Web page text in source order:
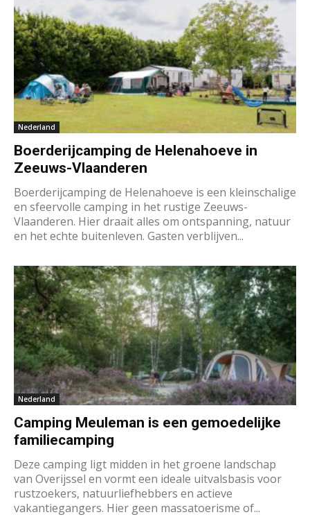
Nederland
Boerderijcamping de Helenahoeve in
Zeeuws-Vlaanderen
Boerderijcamping de Helenahoeve is een kleinschalige
en sfeervolle camping in het rustige Zeeuws-
Vlaanderen. Hier draait alles om ontspanning, natuur
en het echte buitenleven. Gasten verblijven...
Nederland
Camping Meuleman is een gemoedelijke
familiecamping
Deze camping ligt midden in het groene landschap
van Overijssel en vormt een ideale uitvalsbasis voor
rustzoekers, natuurliefhebbers en actieve
vakantiegangers. Hier geen massatoerisme of...